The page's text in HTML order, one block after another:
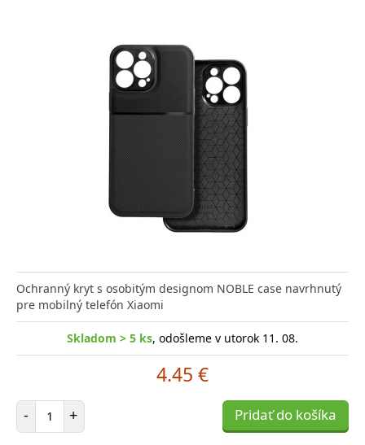
Ochranný kryt s osobitým designom NOBLE case navrhnutý
pre mobilný telefón Xiaomi
Skladom > 5 ks, odošleme v utorok 11. 08.
4.45 €
- Počet položiek
+ Pridať do košíka